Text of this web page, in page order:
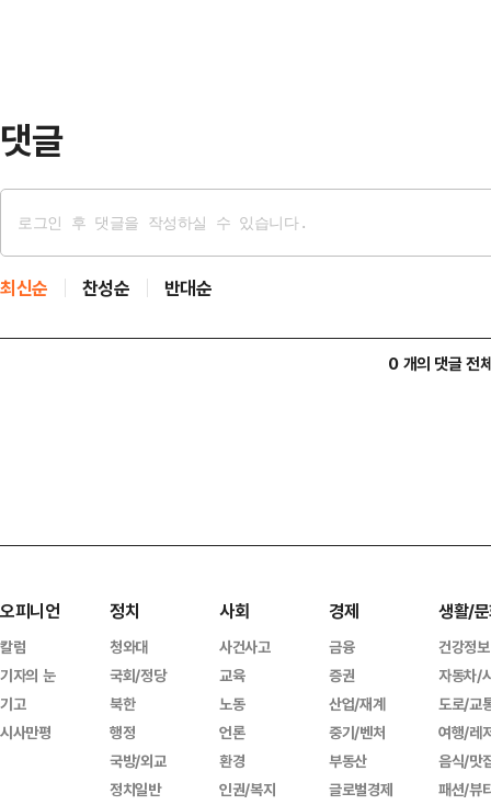
댓글
최신순 찬성순 반대순
0 개의 댓글 전
오피니언
칼럼
기자의 눈
기고
시사만평
정치
청와대
국회/정당
북한
행정
국방/외교
정치일반
사회
사건사고
교육
노동
언론
환경
인권/복지
경제
금융
증권
산업/재계
중기/벤처
부동산
글로벌경제
생활/
건강정보
자동차/
도로/교
여행/레
음식/맛
패션/뷰